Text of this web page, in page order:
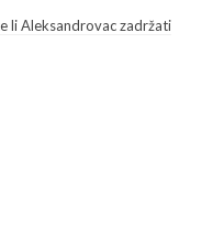
li Aleksandrovac zadržati